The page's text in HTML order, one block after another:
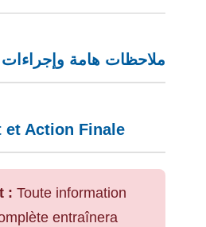
ملاحظات هامة وإجراءات
et Action Finale
: Toute information
entraînera